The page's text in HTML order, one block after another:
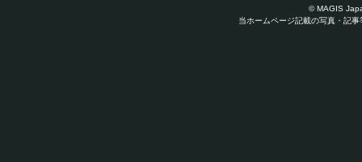
© MAGIS
当ホームページ記載の写真・記